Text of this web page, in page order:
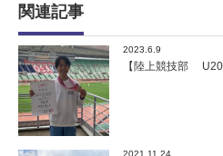
関連記事
2023.6.9
【陸上競技部 U20
2021.11.24